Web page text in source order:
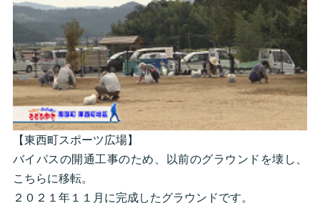
【東西町スポーツ広場】
バイパスの開通工事のため、以前のグラウンドを壊し、
こちらに移転。
２０２１年１１月に完成したグラウンドです。